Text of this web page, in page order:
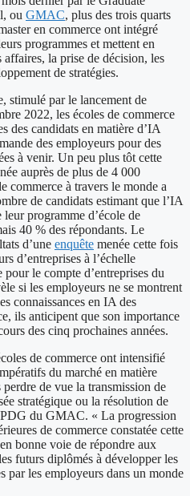
ou GMAC, plus des trois quarts
en commerce ont intégré
programmes et mettent en
affaires, la prise de décision, les
de stratégies.
stimulé par le lancement de
2022, les écoles de commerce
des candidats en matière d’IA
des employeurs pour des
à venir. Un peu plus tôt cette
auprès de plus de 4 000
commerce à travers le monde a
de candidats estimant que l’IA
programme d’école de
40 % des répondants. Le
d’une enquête menée cette fois
d’entreprises à l’échelle
le compte d’entreprises du
si les employeurs ne se montrent
connaissances en IA des
ils anticipent que son importance
des cinq prochaines années.
de commerce ont intensifié
du marché en matière
perdre de vue la transmission de
stratégique ou la résolution de
du GMAC. « La progression
de commerce constatée cette
bonne voie de répondre aux
futurs diplômés à développer les
par les employeurs dans un monde